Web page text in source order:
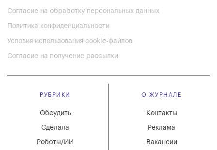
Согласие на обработку персональных данных
Политика конфиденциальности
Условия использования cookie-файлов
Согласие на получение рассылки
РУБРИКИ
Обсудить
Сделала
Роботы/ИИ
О ЖУРНАЛЕ
Вакансии
Реклама
Контакты